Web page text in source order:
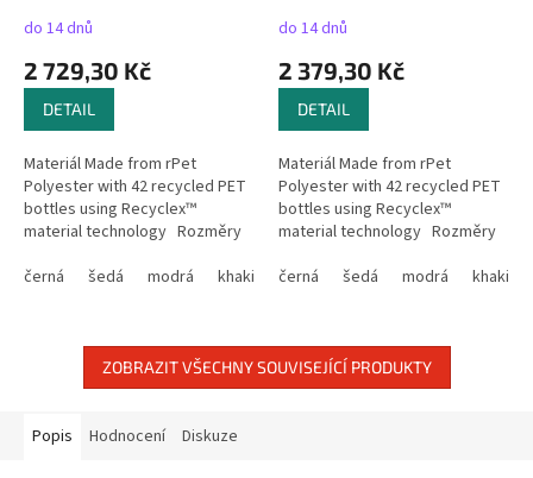
litrů
do 14 dnů
2 729,30 Kč
DETAIL
Materiál Made from rPet
Polyester with 42 recycled PET
bottles using Recyclex™
material technology Rozměry
černá
šedá modrá khaki lila
litrů
do 14 dnů
2 379,30 Kč
DETAIL
Materiál Made from rPet
Polyester with 42 recycled PET
bottles using Recyclex™
material technology Rozměry
černá
šedá modrá khaki
ZOBRAZIT VŠECHNY SOUVISEJÍCÍ PRODUKTY
Popis Hodnocení Diskuze